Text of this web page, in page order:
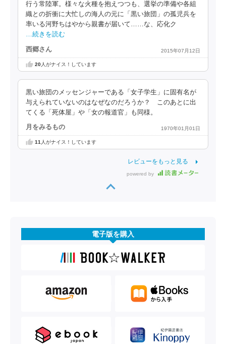
行う常陸軍。様々な火種を抱えつつも、選挙の準備や各組
織との折衝に大忙しの海人の元に「黒い旅団」の孤児兵を
率いる河野ちはやから親書が届いて……な、応化ク
…続きを読む
西郷さん 2015年07月12日
20人がナイス！しています
黒い旅団のメッセンジャーである「女子学生」に固有名が
与えられていないのはなぜなのだろうか？ このあとに出
てくる「死体屋」や「女の報道官」も同様。
月をみるもの 1970年01月01日
11人がナイス！しています
レビューをもっと見る
powered by
電子版を購入